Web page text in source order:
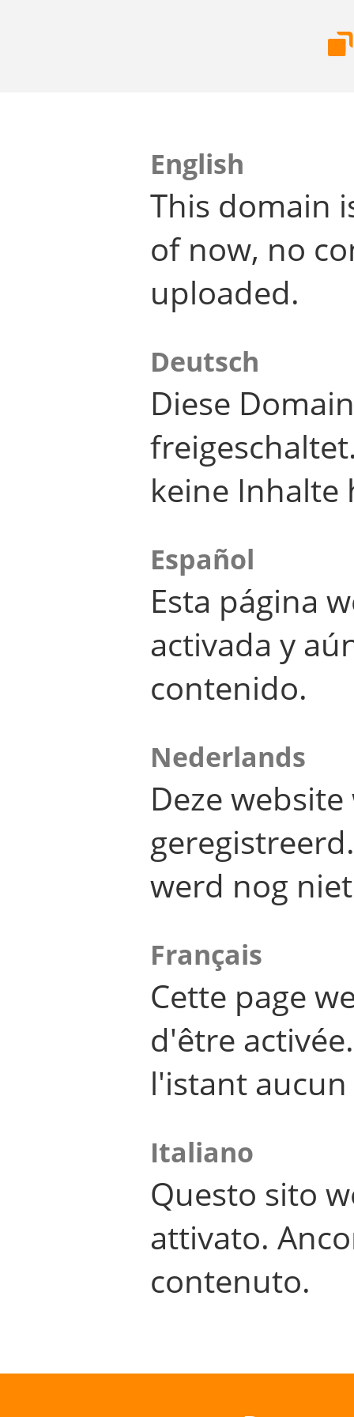
English
This domain
of now, no
uploaded.
Deutsch
Diese
keine Inhalte
Español
Esta página
activada y
contenido.
Nederlands
Deze
werd nog
Français
Cette page
d'être
l'istant
Italiano
Questo sito
attivato.
contenuto.